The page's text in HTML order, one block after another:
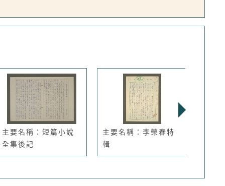
主要名稱：短篇小說
全集後記
主要名稱：李榮春特
輯